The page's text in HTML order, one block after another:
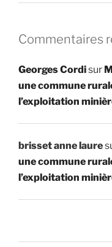
Commentaires
Georges Cordisur
une commune
l’exploitation
brisset anne laure
une commune
l’exploitation